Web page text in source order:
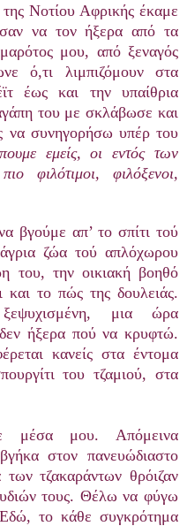
Νοτίου Αφρικής έκαμε
να τον ήξερα από τα
μου, από ξεναγός
ό,τι λιμπιζόμουν στα
έως και την υπαίθρια
του με σκλάβωσε και
συνηγορήσω υπέρ του
εμείς, οι εντός των
φιλότιμοι, φιλόξενοι,
βγούμε απ’ το σπίτι τού
ζώα τού απλόχωρου
του, την οικιακή βοηθό
και το πώς της δουλειάς.
μια ώρα
ήξερα πού να κρυφτώ.
κανείς στα έντομα
του τζαμιού, στα
μου. Απόμεινα
στον πανευώδιαστο
τζακαράντων θρόιζαν
τους. Θέλω να φύγω
το κάθε συγκρότημα